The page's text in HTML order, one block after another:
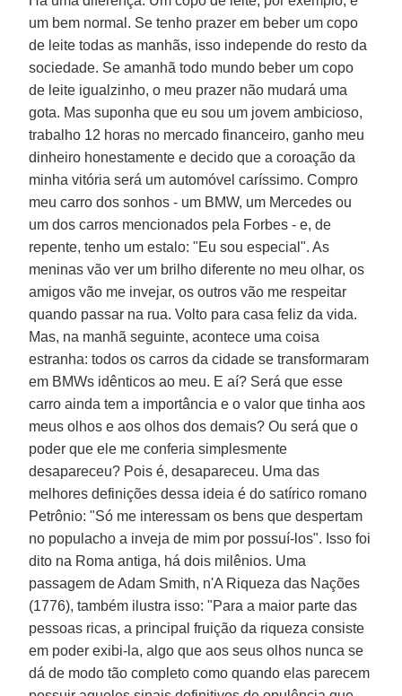
um bem normal. Se tenho prazer em beber um copo
de leite todas as manhãs, isso independe do resto da
sociedade. Se amanhã todo mundo beber um copo
de leite igualzinho, o meu prazer não mudará uma
gota. Mas suponha que eu sou um jovem ambicioso,
trabalho 12 horas no mercado financeiro, ganho meu
dinheiro honestamente e decido que a coroação da
minha vitória será um automóvel caríssimo. Compro
meu carro dos sonhos - um BMW, um Mercedes ou
um dos carros mencionados pela Forbes - e, de
repente, tenho um estalo: "Eu sou especial". As
meninas vão ver um brilho diferente no meu olhar, os
amigos vão me invejar, os outros vão me respeitar
quando passar na rua. Volto para casa feliz da vida.
Mas, na manhã seguinte, acontece uma coisa
estranha: todos os carros da cidade se transformaram
em BMWs idênticos ao meu. E aí? Será que esse
carro ainda tem a importância e o valor que tinha aos
meus olhos e aos olhos dos demais? Ou será que o
poder que ele me conferia simplesmente
desapareceu? Pois é, desapareceu. Uma das
melhores definições dessa ideia é do satírico romano
Petrônio: "Só me interessam os bens que despertam
no populacho a inveja de mim por possuí-los". Isso foi
dito na Roma antiga, há dois milênios. Uma
passagem de Adam Smith, n'A Riqueza das Nações
(1776), também ilustra isso: "Para a maior parte das
pessoas ricas, a principal fruição da riqueza consiste
em poder exibi-la, algo que aos seus olhos nunca se
dá de modo tão completo como quando elas parecem